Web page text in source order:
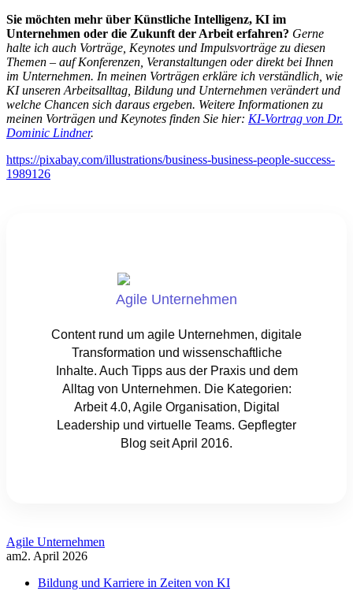
Sie möchten mehr über Künstliche Intelligenz, KI im
Unternehmen oder die Zukunft der Arbeit erfahren? Gerne
halte ich auch Vorträge, Keynotes und Impulsvorträge zu diesen
Themen – auf Konferenzen, Veranstaltungen oder direkt bei Ihnen
im Unternehmen. In meinen Vorträgen erkläre ich verständlich, wie
KI unseren Arbeitsalltag, Bildung und Unternehmen verändert und
welche Chancen sich daraus ergeben. Weitere Informationen zu
meinen Vorträgen und Keynotes finden Sie hier: KI-Vortrag von Dr.
Dominic Lindner.
https://pixabay.com/illustrations/business-business-people-success-
1989126
Agile Unternehmen
Content rund um agile Unternehmen, digitale
Transformation und wissenschaftliche
Inhalte. Auch Tipps aus der Praxis und dem
Alltag von Unternehmen. Die Kategorien:
Arbeit 4.0, Agile Organisation, Digital
Leadership und virtuelle Teams. Gepflegter
Blog seit April 2016.
Agile Unternehmen
am2. April 2026
Bildung und Karriere in Zeiten von KI